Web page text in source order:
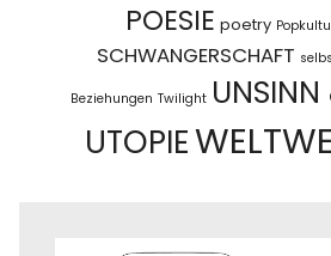
POESIE poetry
SCHWANGERSCHAFT
Beziehungen Twilight
UTOPIE